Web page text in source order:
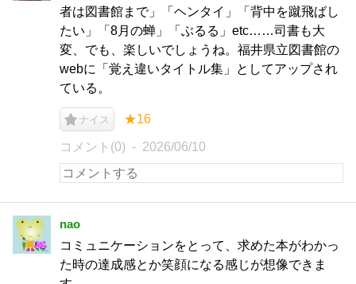
者は図書館まで」「ヘンタイ」「背中を蹴飛ばし
たい」「8月の蝉」「ぶるる」etc……司書も大
変、でも、楽しいでしょうね。福井県立図書館の
webに「覚え違いタイトル集」としてアップされ
ている。
ナイス ★16
コメント(0) 2026/06/10
nao
コミュニケーションをとって、求めた本がわかっ
た時の達成感とか笑顔になる感じが想像できま